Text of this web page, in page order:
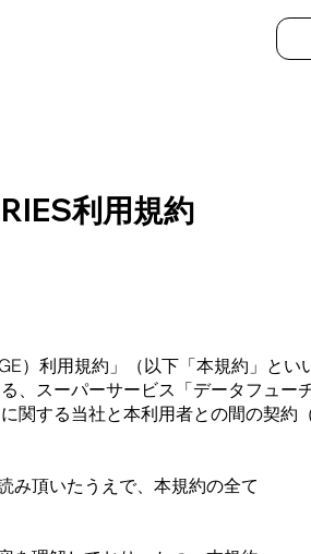
利⽤規約
）利⽤規約」（以下「本規約」と
、スーパーサービス「データフュー
関する当社と本利⽤者との間の契約
み頂いたうえで、本規約の全て